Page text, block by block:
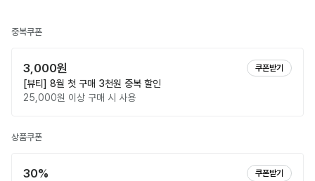
중복쿠폰
3,000원 쿠폰받기
[뷰티] 8월 첫 구매 3천원 중복 할인
25,000원 이상 구매 시 사용
상품쿠폰
30% 쿠폰받기